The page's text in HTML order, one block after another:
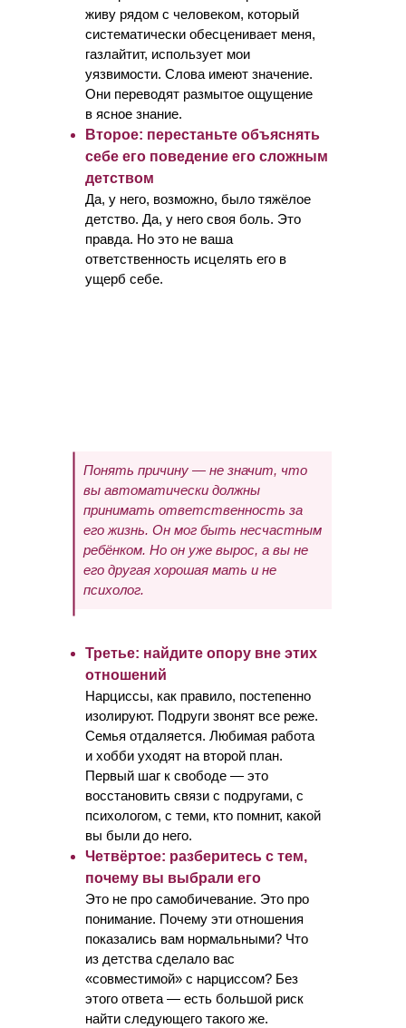
Третье: найдите опору вне этих
отношений
Нарциссы, как правило, постепенно
изолируют. Подруги звонят все реже.
Семья отдаляется. Любимая работа
и хобби уходят на второй план.
Первый шаг к свободе — это
восстановить связи с подругами, с
психологом, с теми, кто помнит, какой
вы были до него.
Четвёртое: разберитесь с тем,
почему вы выбрали его
Это не про самобичевание. Это про
понимание. Почему эти отношения
показались вам нормальными? Что
из детства сделало вас
«совместимой» с нарциссом? Без
этого ответа — есть большой риск
найти следующего такого же.
Понять причину — не значит, что
вы автоматически должны
принимать ответственность за
его жизнь. Он мог быть несчастным
ребёнком. Но он уже вырос, а вы не
его другая хорошая мать и не
психолог.
живу рядом с человеком, который
систематически обесценивает меня,
газлайтит, использует мои
уязвимости. Слова имеют значение.
Они переводят размытое ощущение
в ясное знание.
Второе: перестаньте объяснять
себе его поведение его сложным
детством
Да, у него, возможно, было тяжёлое
детство. Да, у него своя боль. Это
правда. Но это не ваша
ответственность исцелять его в
ущерб себе.